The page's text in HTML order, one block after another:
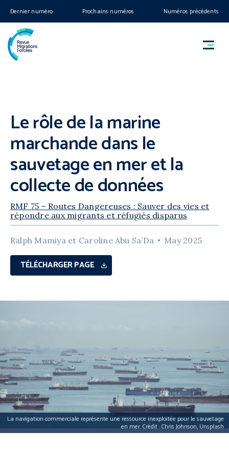
Dernier numéro Prochains numéros Numéros précédents
Le rôle de la marine
marchande dans le
sauvetage en mer et la
collecte de données
RMF 75 – Routes Dangereuses : Sauver des vies et
répondre aux migrants et réfugiés disparus
Ralph Mamiya et Caroline Abu Sa’Da May 2025
TÉLÉCHARGER PAGE
La navigation commerciale représente une ressource inexploitée pour le sauvetage
en mer. Crédit : Chris Johnson, Unsplash